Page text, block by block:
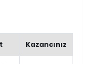
Kazancınız